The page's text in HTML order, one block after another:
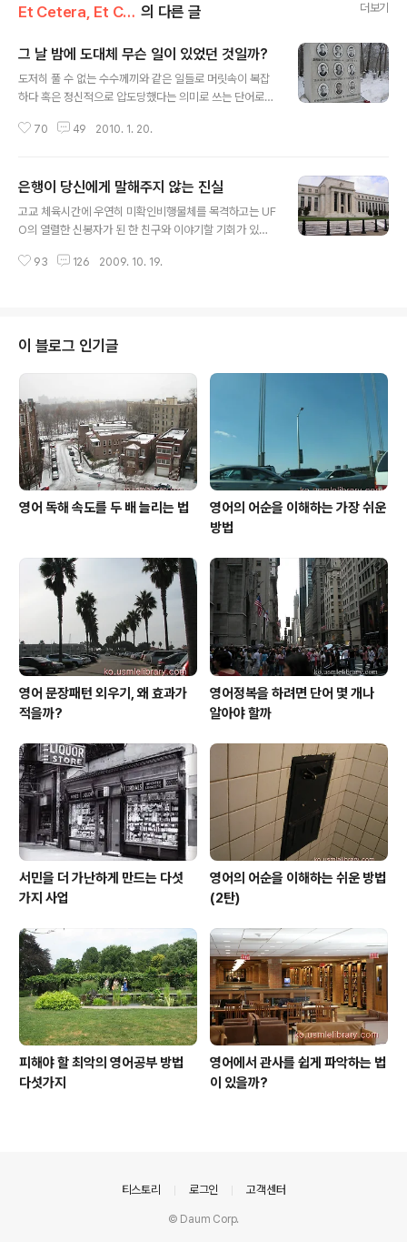
Et Cetera, Et Cetera, Et Cetera 의 다른 글 더보기
그 날 밤에 도대체 무슨 일이 있었던 것일까?
도저히 풀 수 없는 수수께끼와 같은 일들로 머릿속이 복잡
하다 혹은 정신적으로 압도당했다는 의미로 쓰는 단어로서
-boggling한 사건이라면 피라미드와 같은 고대의 미스터
FO나 설인의 이야기가 특히 mind-boggling했었고요.
정초부터 이런 이야기를 해도 될지 모르겠다는 생각이 들
었습니다만 저에게 최근 가장 ‘mind-boggling’ 했던 것
형적인 음모론과 과학적인 추리를 오가는 이야기이지만 워
70 49 2010. 1. 20.
은행이 당신에게 말해주지 않는 진실
고교 체육시간에 우연히 미확인비행물체를 목격하고는 UF
O의 열렬한 신봉자가 된 한 친구와 이야기할 기회가 있었
성 물체가 정지해서 떠 있으면서 인간들의 행동을 관찰하
거나 말거나 지만 본인에게는 꽤 심각한 경험이었던 것 같
습니다. 저는 이 친구의 말에 저를 속일 의도가 없었다는 의
미에서 그 진실성을 믿습니다만 이 친구가 뭔가 잘못 보았
을 가능성을 배제할 수 없기 때문에 그냥 한 귀로 흘려 듣기
만 하고 특별히 따지고 들어 본 적은 없습니다. 그런데 한번
은 농담 삼아서 이 친구를 괜히 약 올릴..
93 126 2009. 10. 19.
이 블로그 인기글
영어 독해 속도를 두 배 늘리는 법
영어의 어순을 이해하는 가장 쉬운
방법
영어 문장패턴 외우기, 왜 효과가
적을까?
영어정복을 하려면 단어 몇 개나
알아야 할까
서민을 더 가난하게 만드는 다섯
가지 사업
영어의 어순을 이해하는 쉬운 방법
(2탄)
피해야 할 최악의 영어공부 방법
다섯가지
영어에서 관사를 쉽게 파악하는 법
이 있을까?
티스토리 로그인 고객센터
© Daum Corp.